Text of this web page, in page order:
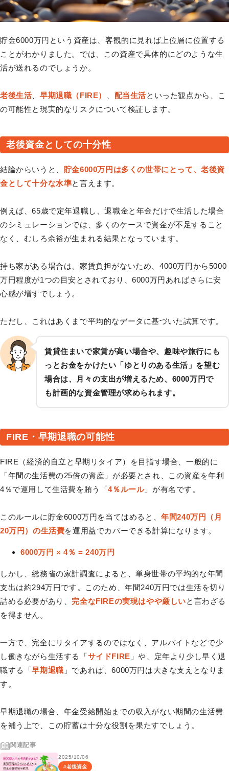
貯金6000万円という資産は、客観的に見れば上位層に位置する
ことがわかりました。では、この資産で具体的にどのような生
活が送れるのでしょうか。
老後生活、早期退職（FIRE） 配当生活といった観点から、こ
の可能性と現実的なリスクについて検証します。
老後資金としての十分性
結論からいうと、 貯金6000万円は多くの世帯にとって、老後資
金として十分な水準と言えます。
例えば、65歳で定年退職し、退職金と年金だけで生活した場合
のシミュレーションでは、多くのケースで資金が不足すること
なく、むしろ余裕が生まれる結果となっています。
持ち家がある場合は、家賃負担がないため、4000万円から5000
万円程度が1つの目安とされており、6000万円あればさらに安
心感が増すでしょう。
ただし、これはあくまで平均的なデータに基づいた試算です。
賃貸住まいで家賃が高い場合や、趣味や旅行にも
っとお金をかけたい「ゆとりのある生活」を望む
場合は、月々の支出が増えるため、6000万円で
も計画的な資金管理が求められます。
FIRE・早期退職の可能性
FIRE（経済的自立と早期リタイア）を目指す場合、一般的に
「年間の生活費の25倍の資産」が必要とされ、この資産を年利
4％で運用して生活費を賄う「4％ルール」が有名です。
このルールに貯金6000万円を当てはめると、年間240万円（月
20万円）の生活費を運用益でカバーできる計算になります。
6000万円 × 4％ = 240万円
しかし、総務省の家計調査によると、単身世帯の平均的な年間
支出は約294万円です。このため、年間240万円では生活を切り
詰める必要があり、 完全なFIREの実現はやや厳しいと言わざる
を得ません。
一方で、完全にリタイアするのではなく、アルバイトなどで少
し働きながら生活する「サイドFIRE 」や、定年より少し早く退
職する「早期退職 」であれば、6000万円は大きな支えとなりま
す。
早期退職の場合、年金受給開始までの収入がない期間の生活費
を補う上で、この貯蓄は十分な役割を果たすでしょう。
関連記事
2025/10/06
#老後資金